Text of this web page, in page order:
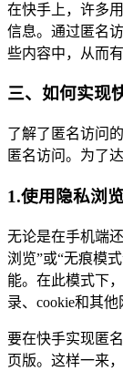
在快手上，许多
信息。通过匿名
些内容中，从而
三、如何实现
了解了匿名访问
匿名访问。为了
1.使用隐私浏
无论是在手机端
浏览”或“无痕模
能。在此模式下
录、cookie和其他
要在快手实现匿
页版。这样一来